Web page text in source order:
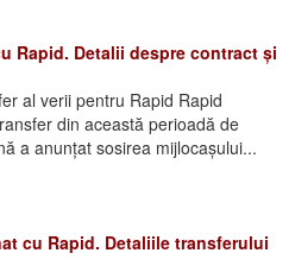
Rapid. Detalii despre contract și
al verii pentru Rapid Rapid
din această perioadă de
a anunțat sosirea mijlocașului...
cu Rapid. Detaliile transferului